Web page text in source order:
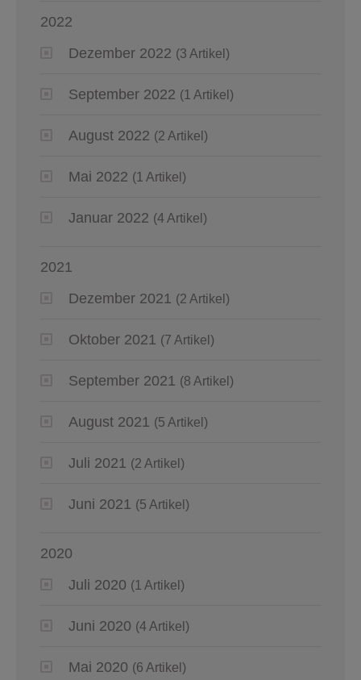
2022
Dezember 2022 (3 Artikel)
September 2022 (1 Artikel)
August 2022 (2 Artikel)
Mai 2022 (1 Artikel)
Januar 2022 (4 Artikel)
2021
Dezember 2021 (2 Artikel)
Oktober 2021 (7 Artikel)
September 2021 (8 Artikel)
August 2021 (5 Artikel)
Juli 2021 (2 Artikel)
Juni 2021 (5 Artikel)
2020
Juli 2020 (1 Artikel)
Juni 2020 (4 Artikel)
Mai 2020 (6 Artikel)